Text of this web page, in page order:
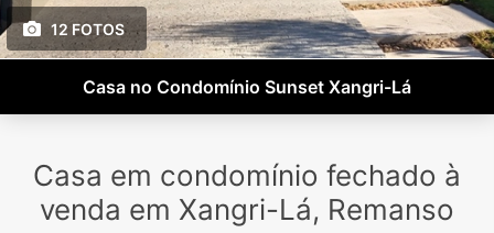
12 FOTOS
Casa no Condomínio Sunset Xangri-Lá
Casa em condomínio fechado à
venda em Xangri-Lá, Remanso